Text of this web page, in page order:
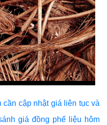
cập nhật giá liên tục và
giá đồng phế liệu hôm